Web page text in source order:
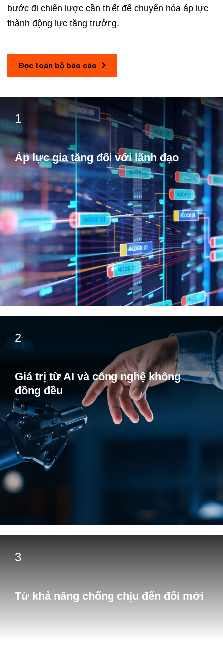
bước đi chiến lược cần thiết để chuyển hóa áp lực
thành động lực tăng trưởng.
Đọc toàn bộ báo cáo
1
Áp lực gia tăng đối với lãnh đạo
2
Giá trị từ AI và công nghệ không
đồng đều
3
Từ khả năng chống chịu đến đổi mới